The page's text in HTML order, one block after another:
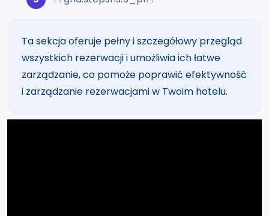
Ta sekcja oferuje pełny i szczegółowy przegląd
wszystkich rezerwacji i umożliwia ich łatwe
zarządzanie, co pomoże poprawić efektywność
i zarządzanie rezerwacjami w Twoim hotelu.